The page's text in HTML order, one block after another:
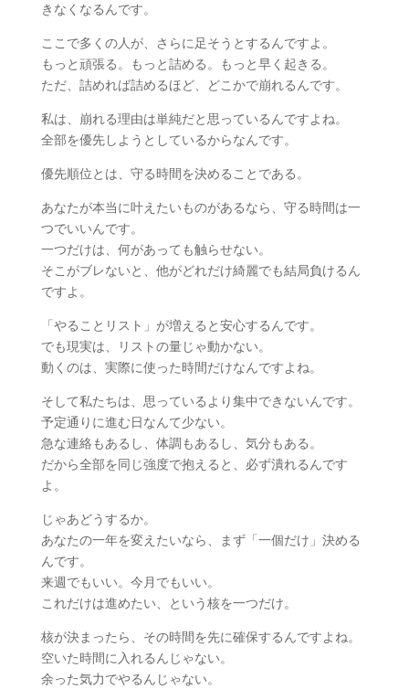
きなくなるんです。
ここで多くの人が、さらに足そうとするんですよ。
もっと頑張る。もっと詰める。もっと早く起きる。
ただ、詰めれば詰めるほど、どこかで崩れるんです。
私は、崩れる理由は単純だと思っているんですよね。
全部を優先しようとしているからなんです。
優先順位とは、守る時間を決めることである。
あなたが本当に叶えたいものがあるなら、守る時間は一
つでいいんです。
一つだけは、何があっても触らせない。
そこがブレないと、他がどれだけ綺麗でも結局負けるん
ですよ。
「やることリスト」が増えると安心するんです。
でも現実は、リストの量じゃ動かない。
動くのは、実際に使った時間だけなんですよね。
そして私たちは、思っているより集中できないんです。
予定通りに進む日なんて少ない。
急な連絡もあるし、体調もあるし、気分もある。
だから全部を同じ強度で抱えると、必ず潰れるんです
よ。
じゃあどうするか。
あなたの一年を変えたいなら、まず「一個だけ」決める
んです。
来週でもいい。今月でもいい。
これだけは進めたい、という核を一つだけ。
核が決まったら、その時間を先に確保するんですよね。
空いた時間に入れるんじゃない。
余った気力でやるんじゃない。